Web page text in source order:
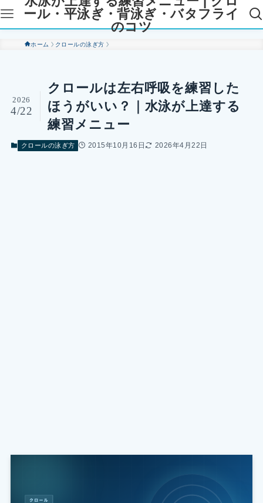
ール・平泳ぎ・背泳ぎ・バタフライ
のコツ
ホーム クロールの泳ぎ方
クロールは左右呼吸を練習した
ほうがいい？｜水泳が上達する
練習メニュー
2026
4/22
クロールの泳ぎ方 2015年10月16日 2026年4月22日